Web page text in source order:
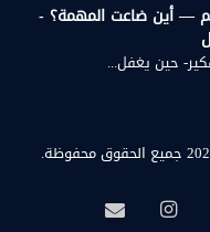
— أين ضاعت المهمة؟ -
حين يغفل...
انستقرامبريد